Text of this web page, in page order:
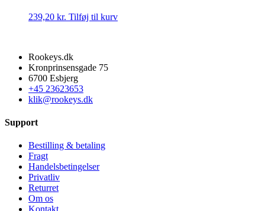
239,20 kr. Tilføj til kurv
Rookeys.dk
Kronprinsensgade 75
6700 Esbjerg
+45 23623653
klik@rookeys.dk
Support
Bestilling & betaling
Fragt
Handelsbetingelser
Privatliv
Returret
Om os
Kontakt